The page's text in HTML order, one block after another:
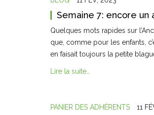
Semaine 7: encore un
Quelques mots rapides sur
que, comme pour les enfants,
en faisait toujours la petite
Lire la suite…
PANIER DES ADHÉRENTS 11